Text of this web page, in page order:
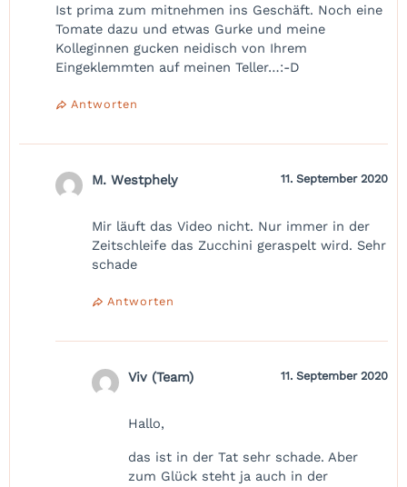
Ist prima zum mitnehmen ins Geschäft. Noch eine
Tomate dazu und etwas Gurke und meine
Kolleginnen gucken neidisch von Ihrem
Eingeklemmten auf meinen Teller…:-D
Antworten
M. Westphely 11. September 2020
Mir läuft das Video nicht. Nur immer in der
Zeitschleife das Zucchini geraspelt wird. Sehr
schade
Antworten
Viv (Team) 11. September 2020
Hallo,
das ist in der Tat sehr schade. Aber
zum Glück steht ja auch in der